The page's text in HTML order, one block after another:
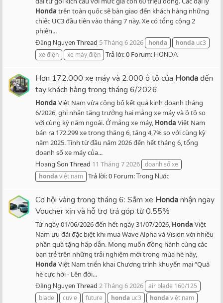
Honda trên toàn quốc sẽ bàn giao đến khách hàng những
chiếc UC3 đầu tiên vào tháng 7 này. Xe có tổng cộng 2
phiên...
Đăng Nguyen Thread 5 Tháng 6 2026 honda honda uc3
xe điện
xe máy điện Trả lời: 0 Forum:HONDA
Hơn 172.000 xe máy và 2.000 ô tô của Hondađến
tay khách hàng trong tháng 6/2026
Honda Việt Nam vừa công bố kết quả kinh doanh tháng
6/2026, ghi nhận tăng trưởng hai mảng xe máy và ô tô so
với cùng kỳ năm ngoái. Ở mảng xe máy, Honda Việt Nam
bán ra 172.299 xe trong tháng 6, tăng 4,7% so với cùng kỳ
năm 2025. Tính từ đầu năm 2026 đến hết tháng 6, tổng
doanh số xe máy của...
Hoang Son Thread 11 Tháng 7 2026 doanh số xe
hondaviệt nam Trả lời: 0 Forum:Trong Nước
Cơ hội vàng trong tháng 6: Sắm xe Hondanhận ngay
Voucher xịn và hỗ trợ trả góp từ 0.55%
Từ ngày 01/06/2026 đến hết ngày 31/07/2026, Honda Việt
Nam ưu đãi đặc biệt khi mua Wave Alpha và Vision với nhiều
phần quà tặng hấp dẫn. Mong muốn đồng hành cùng các
bạn trẻ trên những trải nghiệm mới trong mùa hè này,
Honda Việt Nam triển khai Chương trình khuyến mại “Quà
hè cực hời - Lên đời...
Đăng Nguyen Thread 2 Tháng 6 2026 air blade 160/125
blade
cuv e future honda uc3 hondaviệt nam